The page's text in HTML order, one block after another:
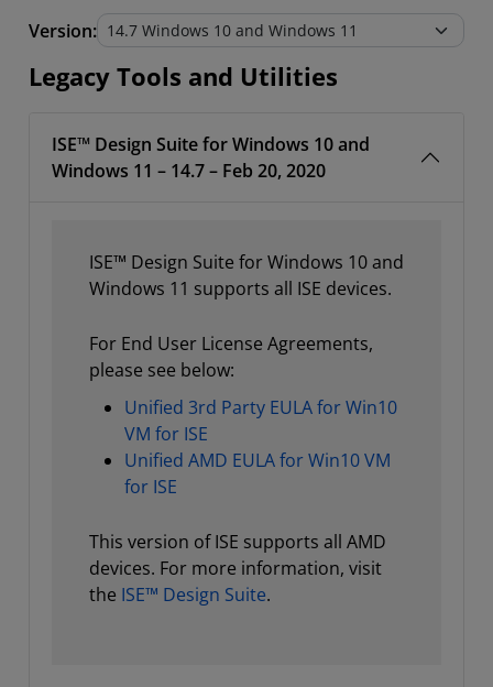
Legacy Tools and Utilities
Version:
Legacy Tools and Utilities
ISE™ Design Suite for Windows 10 and
Windows 11 – 14.7 – Feb 20, 2020
ISE™ Design Suite for Windows 10 and
Windows 11 supports all ISE devices.
For End User License Agreements,
please see below:
Unified 3rd Party EULA for Win10
VM for ISE
Unified AMD EULA for Win10 VM
for ISE
This version of ISE supports all AMD
devices. For more information, visit
the ISE™ Design Suite.